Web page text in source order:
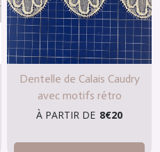
Dentelle de Calais Caudry
avec motifs rétro
À PARTIR DE 8€20